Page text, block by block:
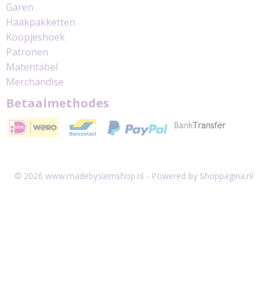
Garen
Haakpakketten
Koopjeshoek
Patronen
Matentabel
Merchandise
Betaalmethodes
© 2026 www.madebysiemshop.nl - Powered by Shoppagina.nl